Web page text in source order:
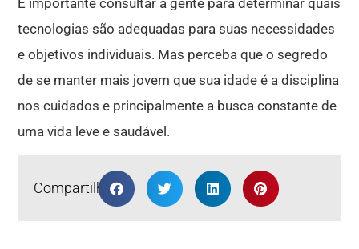
É importante consultar a gente para determinar quais
tecnologias são adequadas para suas necessidades
e objetivos individuais. Mas perceba que o segredo
de se manter mais jovem que sua idade é a disciplina
nos cuidados e principalmente a busca constante de
uma vida leve e saudável.
Compartilhar